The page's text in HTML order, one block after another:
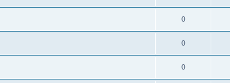
0
0
0